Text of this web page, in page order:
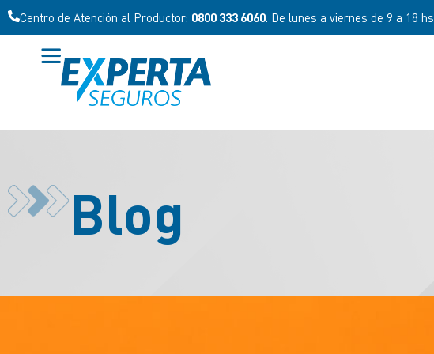
Centro de Atención al Productor: 0800 333 6060 . De lunes a viernes de 9 a 18 hs.
Blog